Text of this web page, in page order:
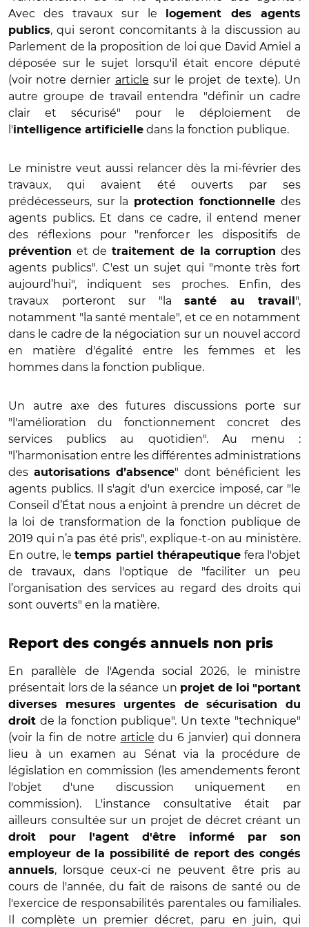
Avec des travaux sur le
logement des agents
publics, qui seront concomitants à la discussion au
Parlement de la proposition de loi que David Amiel a
déposée sur le sujet lorsqu'il était encore député
(voir notre dernier article sur le projet de texte). Un
autre groupe de travail entendra "définir un cadre
clair et sécurisé" pour le déploiement de
l'intelligence artificielle dans la fonction publique.
Le ministre veut aussi relancer dès la mi-février des
travaux, qui avaient été ouverts par ses
prédécesseurs, sur la
protection fonctionnelle des
agents publics. Et dans ce cadre, il entend mener
des réflexions pour "renforcer les dispositifs de
prévention et detraitement de la corruption des
agents publics". C'est un sujet qui "monte très fort
aujourd’hui", indiquent ses proches. Enfin, des
travaux porteront sur "la santé au travail ",
notamment "la santé mentale", et ce en notamment
dans le cadre de la négociation sur un nouvel accord
en matière d'égalité entre les femmes et les
hommes dans la fonction publique.
Un autre axe des futures discussions porte sur
"l'amélioration du fonctionnement concret des
services publics au quotidien". Au menu :
"l’harmonisation entre les différentes administrations
des autorisations d’absence" dont bénéficient les
agents publics. Il s'agit d'un exercice imposé, car "le
Conseil d’État nous a enjoint à prendre un décret de
la loi de transformation de la fonction publique de
2019 qui n’a pas été pris", explique-t-on au ministère.
En outre, letemps partiel thérapeutique fera l'objet
de travaux, dans l'optique de "faciliter un peu
l’organisation des services au regard des droits qui
sont ouverts" en la matière.
Report des congés annuels non pris
En parallèle de l'Agenda social 2026, le ministre
présentait lors de la séance un projet de loi "portant
diverses mesures urgentes de sécurisation du
droit de la fonction publique". Un texte "technique"
(voir la fin de notre article du 6 janvier) qui donnera
lieu à un examen au Sénat via la procédure de
législation en commission (les amendements feront
l'objet d'une discussion uniquement en
commission). L'instance consultative était par
ailleurs consultée sur un projet de décret créant un
droit pour l'agent d'être informé par son
employeur de la possibilité de report des congés
annuels, lorsque ceux-ci ne peuvent être pris au
cours de l'année, du fait de raisons de santé ou de
l'exercice de responsabilités parentales ou familiales.
Il complète un premier décret, paru en juin, qui